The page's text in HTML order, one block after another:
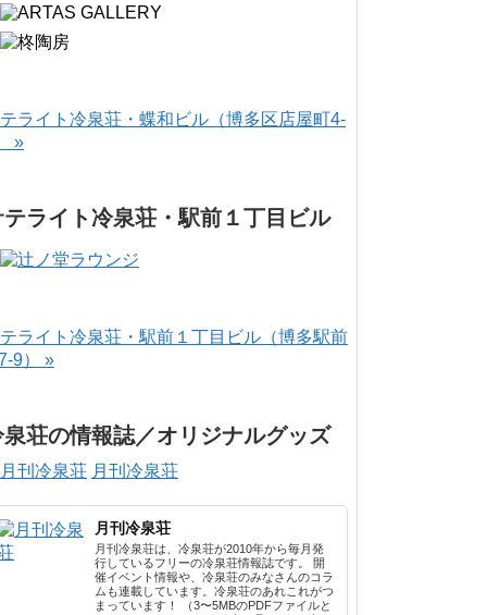
ライト冷泉荘・蝶和ビル（博多区店屋町4-
»
テライト冷泉荘・駅前１丁目ビル
ライト冷泉荘・駅前１丁目ビル（博多駅前
9） »
泉荘の情報誌／オリジナルグッズ
月刊冷泉荘
月刊冷泉荘
月刊冷泉荘は、冷泉荘が2010年から毎月発
行しているフリーの冷泉荘情報誌です。 開
催イベント情報や、冷泉荘のみなさんのコラ
ムも連載しています。冷泉荘のあれこれがつ
まっています！ （3〜5MBのPDFファイルと